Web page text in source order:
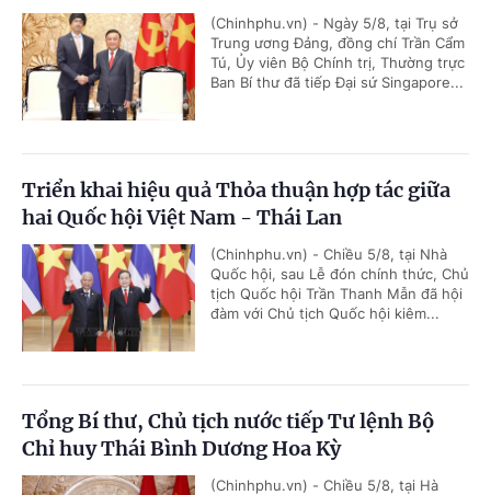
(Chinhphu.vn) - Ngày 5/8, tại Trụ sở
Trung ương Đảng, đồng chí Trần Cẩm
Tú, Ủy viên Bộ Chính trị, Thường trực
Ban Bí thư đã tiếp Đại sứ Singapore...
Triển khai hiệu quả Thỏa thuận hợp tác giữa
hai Quốc hội Việt Nam - Thái Lan
(Chinhphu.vn) - Chiều 5/8, tại Nhà
Quốc hội, sau Lễ đón chính thức, Chủ
tịch Quốc hội Trần Thanh Mẫn đã hội
đàm với Chủ tịch Quốc hội kiêm...
Tổng Bí thư, Chủ tịch nước tiếp Tư lệnh Bộ
Chỉ huy Thái Bình Dương Hoa Kỳ
(Chinhphu.vn) - Chiều 5/8, tại Hà